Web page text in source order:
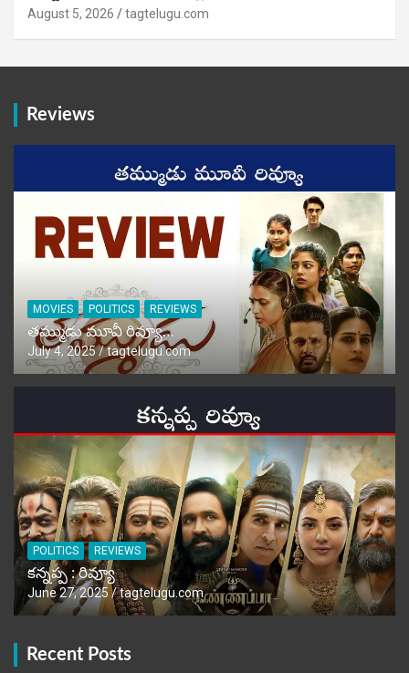
August 5, 2026 tagtelugu.com
Reviews
MOVIES POLITICS REVIEWS
తమ్ముడు మూవీ రివ్యూ…
July 4, 2025 tagtelugu.com
POLITICS REVIEWS
కన్నప్ప : రివ్యూ
June 27, 2025 tagtelugu.com
Recent Posts